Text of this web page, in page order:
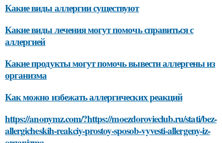
Какие виды аллергии существуют
Какие виды лечения могут помочь справиться с
аллергией
Какие продукты могут помочь вывести аллергены из
организма
Как можно избежать аллергических реакций
https://anonymz.com/?https://moezdorovieclub.ru/stati/bez-
allergicheskih-reakciy-prostoy-sposob-vyvesti-allergeny-iz-